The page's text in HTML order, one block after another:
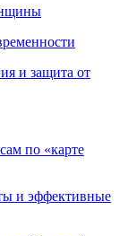
и защита от
по «карте
и эффективные